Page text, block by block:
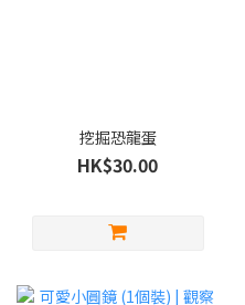
挖掘恐龍蛋
HK$30.00